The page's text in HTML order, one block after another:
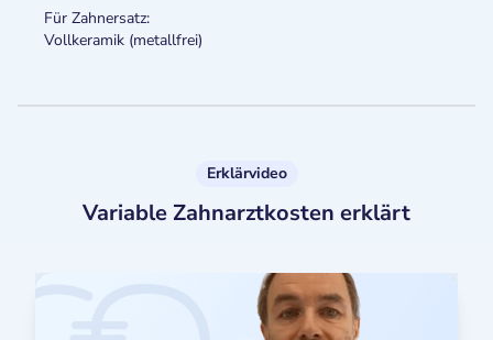
Für Zahnersatz:
Vollkeramik (metallfrei)
Erklärvideo
Variable Zahnarztkosten erklärt